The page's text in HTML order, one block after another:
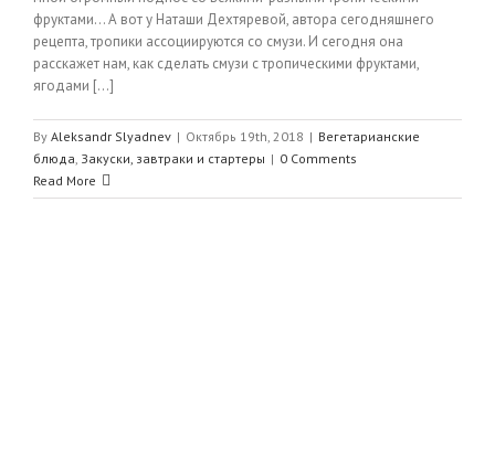
фруктами… А вот у Наташи Дехтяревой, автора сегодняшнего
рецепта, тропики ассоциируются со смузи. И сегодня она
расскажет нам, как сделать смузи с тропическими фруктами,
ягодами [...]
By Aleksandr Slyadnev | Октябрь 19th, 2018 | Вегетарианские
блюда, Закуски, завтраки и стартеры | 0 Comments
Read More